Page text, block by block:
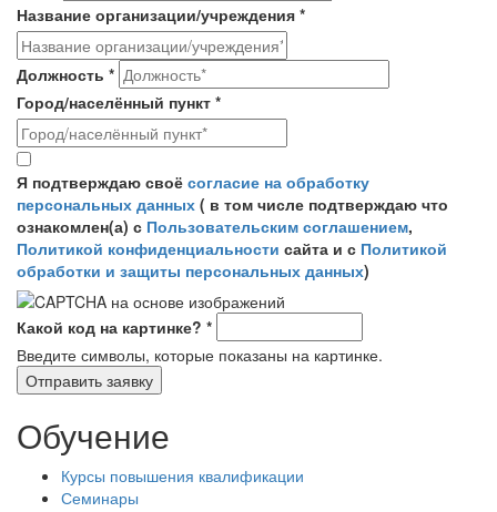
Название организации/учреждения *
Должность *
Город/населённый пункт *
Согласие на обработку персональных данных
Я подтверждаю своё согласие на обработку
персональных данных ( в том числе подтверждаю что
ознакомлен(а) с Пользовательским соглашением,
Политикой конфиденциальности сайта и с Политикой
обработки и защиты персональных данных)
Какой код на картинке? *
Введите символы, которые показаны на картинке.
Обучение
Курсы повышения квалификации
Семинары